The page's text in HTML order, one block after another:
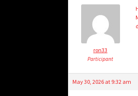
ron33
Participant
May 30, 2026 at 9:32 am